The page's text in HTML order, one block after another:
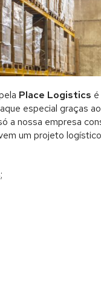
Place Logistics
especial graças
a nossa empresa
um projeto